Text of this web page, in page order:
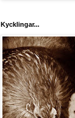
Kycklingar...